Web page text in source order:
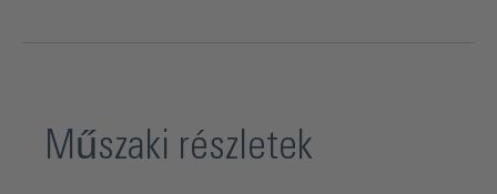
Műszaki részletek